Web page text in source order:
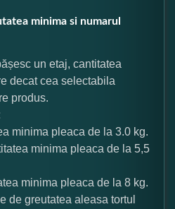
minima si numarul
un etaj, cantitatea
decat cea selectabila
produs.
minima pleaca de la 3.0 kg.
minima pleaca de la 5,5
minima pleaca de la 8 kg.
de greutatea aleasa tortul